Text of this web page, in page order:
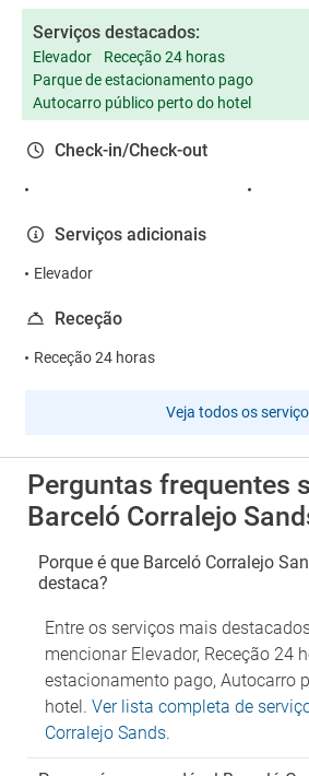
Serviços destacados:
Elevador
Receção 24 horas
Parque de estacionamento pago
Autocarro público perto do hotel
Check-in/Check-out
Serviços adicionais
Elevador
Receção
Receção 24 horas
Veja todos os
Perguntas frequentes
Barceló Corralejo
Porque é que Barceló Corralejo
destaca?
Entre os serviços mais
mencionar Elevador, Receção 24
estacionamento pago, Autocarro
hotel. Ver lista completa de
Corralejo Sands.